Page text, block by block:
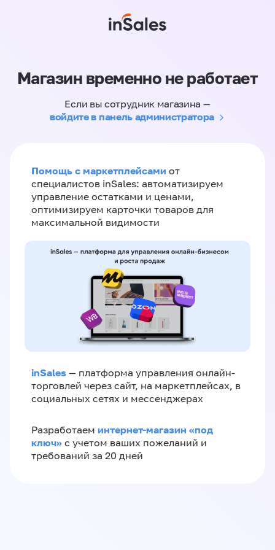
Магазин временно не работает
Если вы сотрудник магазина —
войдите в панель администратора
Помощь с маркетплейсами от
специалистов inSales: автоматизируем
управление остатками и ценами,
оптимизируем карточки товаров для
максимальной видимости
inSales — платформа управления онлайн-
торговлей через сайт, на маркетплейсах, в
социальных сетях и мессенджерах
Разработаем интернет-магазин «‎под
ключ»‎ с учетом ваших пожеланий и
требований за 20 дней